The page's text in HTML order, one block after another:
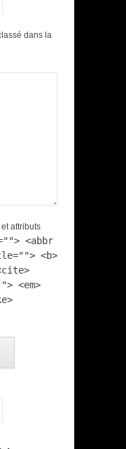
dans la
attributs
<abbr
<b>
<em>